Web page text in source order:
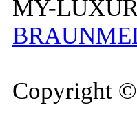
MY-
Copyright